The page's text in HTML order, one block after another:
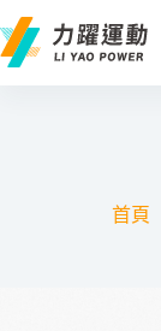
至
主
首頁